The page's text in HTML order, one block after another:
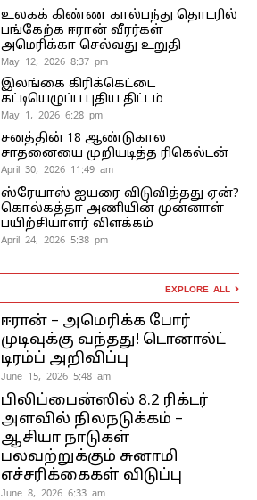
உலகக் கிண்ண கால்பந்து தொடரில்
பங்கேற்க ஈரான் வீரர்கள்
அமெரிக்கா செல்வது உறுதி
May 12, 2026 8:37 pm
இலங்கை கிரிக்கெட்டை
கட்டியெழுப்ப புதிய திட்டம்
May 1, 2026 6:28 pm
சனத்தின் 18 ஆண்டுகால
சாதனையை முறியடித்த ரிகெல்டன்
April 30, 2026 11:49 am
ஸ்ரேயாஸ் ஐயரை விடுவித்தது ஏன்?
கொல்கத்தா அணியின் முன்னாள்
பயிற்சியாளர் விளக்கம்
April 24, 2026 5:38 pm
EXPLORE ALL
ஈரான் – அமெரிக்க போர்
முடிவுக்கு வந்தது! டொனால்ட்
டிரம்ப் அறிவிப்பு
June 15, 2026 5:48 am
பிலிப்பைன்ஸில் 8.2 ரிக்டர்
அளவில் நிலநடுக்கம் –
ஆசியா நாடுகள்
பலவற்றுக்கும் சுனாமி
எச்சரிக்கைகள் விடுப்பு
June 8, 2026 6:33 am